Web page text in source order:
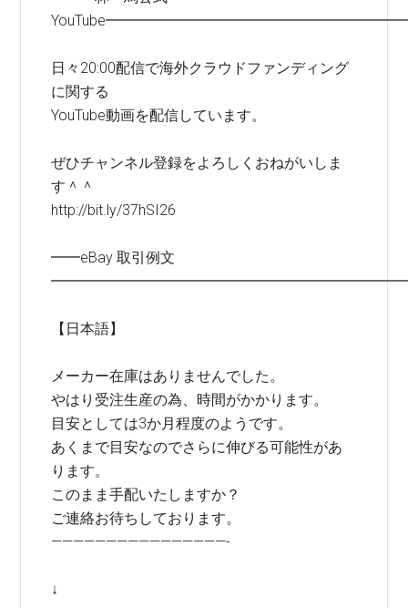
日々20:00配信で海外クラウドファンディング
に関する
YouTube動画を配信しています。
ぜひチャンネル登録をよろしくおねがいしま
す＾＾
http://bit.ly/37hSI26
━━eBay 取引例文
【日本語】
メーカー在庫はありませんでした。
やはり受注生産の為、時間がかかります。
目安としては3か月程度のようです。
あくまで目安なのでさらに伸びる可能性があ
ります。
このまま手配いたしますか？
ご連絡お待ちしております。
————————————————-
↓